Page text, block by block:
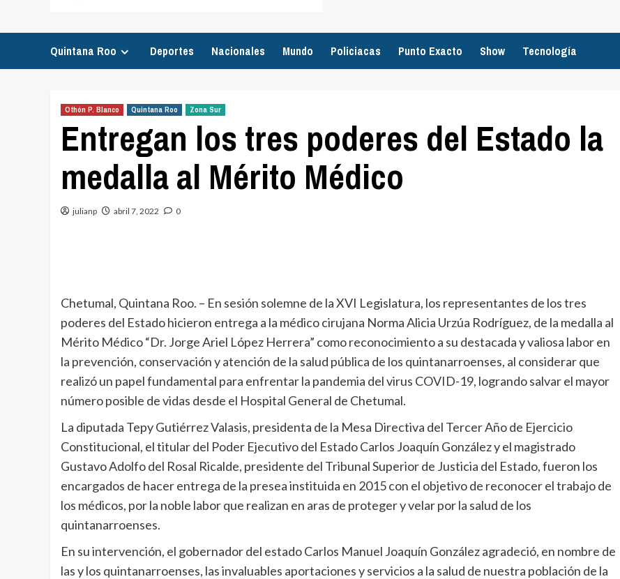
Quintana Roo Deportes Nacionales Mundo Policiacas Punto Exacto Show Tecnología
Othón P. Blanco Quintana Roo Zona Sur
Entregan los tres poderes del Estado la
medalla al Mérito Médico
julianp abril 7, 2022 0
Chetumal, Quintana Roo. – En sesión solemne de la XVI Legislatura, los representantes de los tres
poderes del Estado hicieron entrega a la médico cirujana Norma Alicia Urzúa Rodríguez, de la medalla al
Mérito Médico “Dr. Jorge Ariel López Herrera” como reconocimiento a su destacada y valiosa labor en
la prevención, conservación y atención de la salud pública de los quintanarroenses, al considerar que
realizó un papel fundamental para enfrentar la pandemia del virus COVID-19, logrando salvar el mayor
número posible de vidas desde el Hospital General de Chetumal.
La diputada Tepy Gutiérrez Valasis, presidenta de la Mesa Directiva del Tercer Año de Ejercicio
Constitucional, el titular del Poder Ejecutivo del Estado Carlos Joaquín González y el magistrado
Gustavo Adolfo del Rosal Ricalde, presidente del Tribunal Superior de Justicia del Estado, fueron los
encargados de hacer entrega de la presea instituida en 2015 con el objetivo de reconocer el trabajo de
los médicos, por la noble labor que realizan en aras de proteger y velar por la salud de los
quintanarroenses.
En su intervención, el gobernador del estado Carlos Manuel Joaquín González agradeció, en nombre de
las y los quintanarroenses, las invaluables aportaciones y servicios a la salud de nuestra población de la